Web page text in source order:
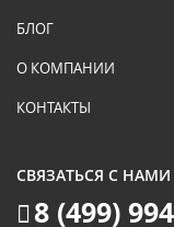
БЛОГ
О КОМПАНИИ
КОНТАКТЫ
СВЯЗАТЬСЯ С НАМИ
8 (499)